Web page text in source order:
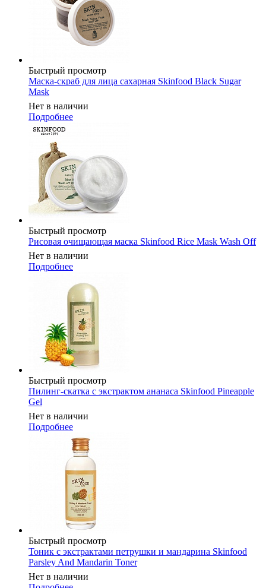
Быстрый просмотр
Маска-скраб для лица сахарная Skinfood Black Sugar
Mask
Нет в наличии
Подробнее
Быстрый просмотр
Рисовая очищающая маска Skinfood Rice Mask Wash Off
Нет в наличии
Подробнее
Быстрый просмотр
Пилинг-скатка с экстрактом ананаса Skinfood Pineapple
Gel
Нет в наличии
Подробнее
Быстрый просмотр
Тоник с экстрактами петрушки и мандарина Skinfood
Parsley And Mandarin Toner
Нет в наличии